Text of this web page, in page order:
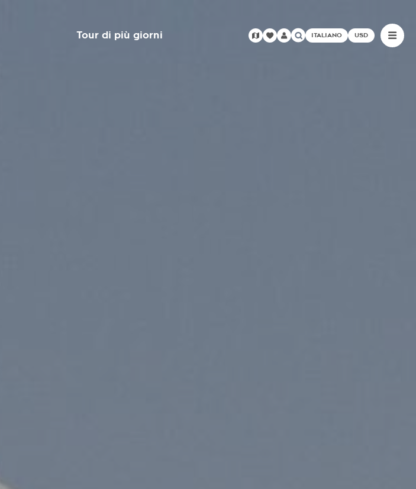
Tour di più giorni ITALIANO USD